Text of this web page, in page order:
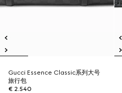
Gucci Essence Classic系列大号
旅行包
€ 2.540